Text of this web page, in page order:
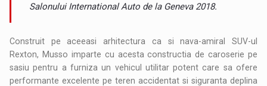
Salonului International Auto de la Geneva 2018.
Construit pe aceeasi arhitectura ca si nava-amiral SUV-ul
Rexton, Musso imparte cu acesta constructia de caroserie pe
sasiu pentru a furniza un vehicul utilitar potent care sa ofere
performante excelente pe teren accidentat si siguranta deplina